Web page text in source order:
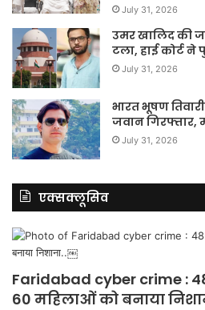
July 31, 2026
उमर खालिद की
टला, हाई कोर्ट
July 31, 2026
भारत भूषण
जवान गिरफ्तार,
July 31, 2026
एक्सक्लूसिव
Faridabad cyber crime :
60 महिलाओं को बनाया